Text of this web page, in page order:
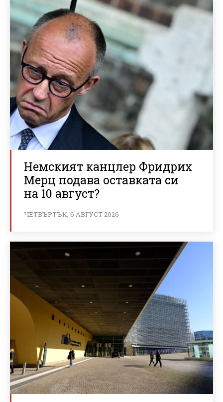
Немският канцлер Фридрих
Мерц подава оставката си
на 10 август?
ЧЕТВЪРТЪК, 6 АВГУСТ 2026